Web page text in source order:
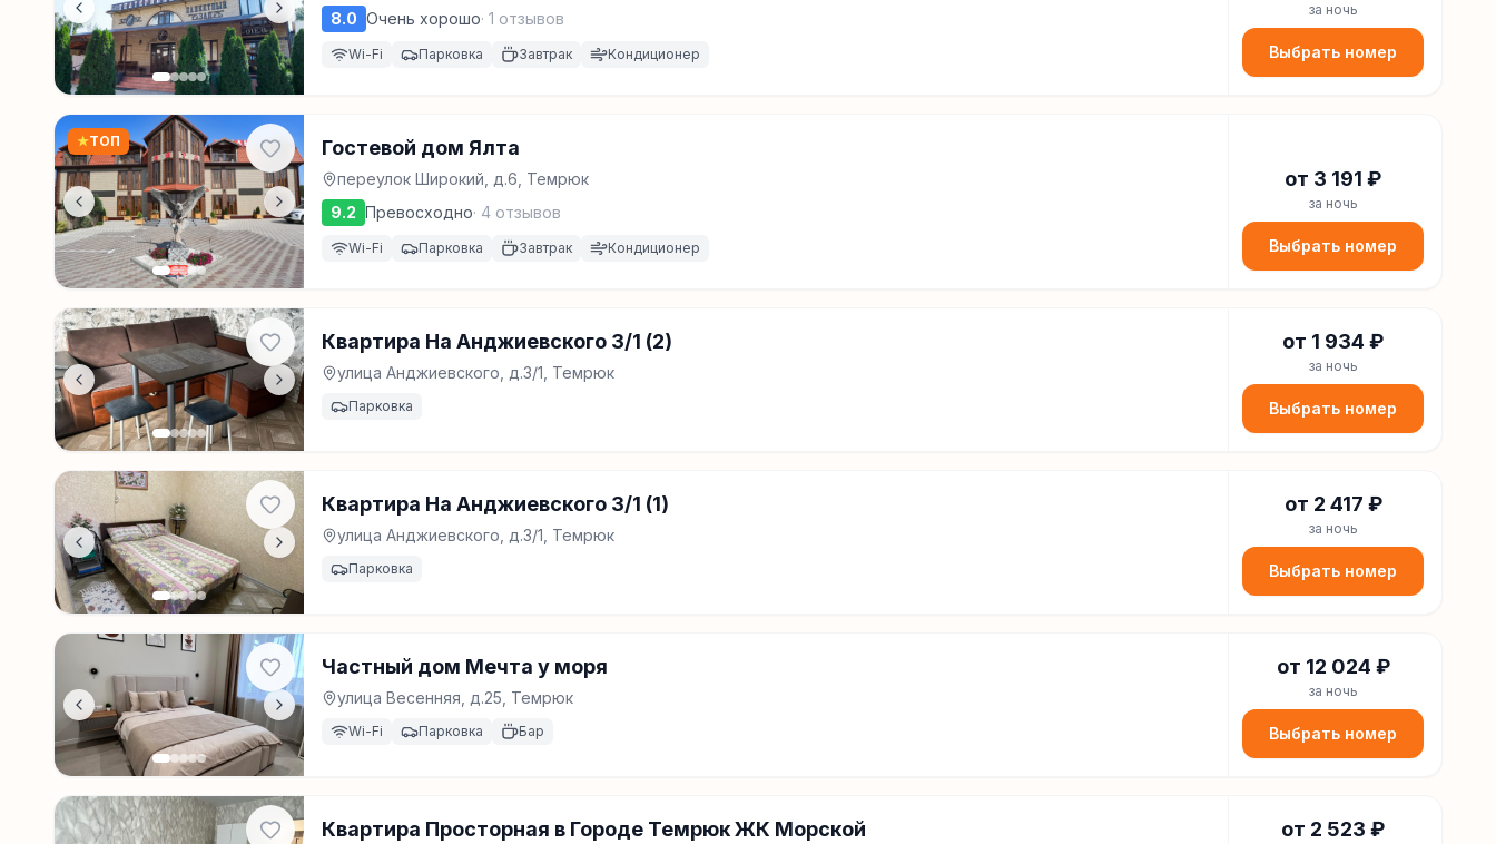
8.0 Очень хорошо· 1 отзывов
Wi-Fi Парковка Завтрак Кондиционер
за ночь
Выбрать номер
★ТОП Гостевой дом Ялта
переулок Широкий, д.6, Темрюк
9.2 Превосходно· 4 отзывов
Wi-Fi Парковка Завтрак Кондиционер
от 3 191 ₽
за ночь
Выбрать номер
Квартира На Анджиевского 3/1 (2)
улица Анджиевского, д.3/1, Темрюк
Парковка
от 1 934 ₽
за ночь
Выбрать номер
Квартира На Анджиевского 3/1 (1)
улица Анджиевского, д.3/1, Темрюк
Парковка
от 2 417 ₽
за ночь
Выбрать номер
Частный дом Мечта у моря
улица Весенняя, д.25, Темрюк
Wi-Fi Парковка Бар
от 12 024 ₽
за ночь
Выбрать номер
Квартира Просторная в Городе Темрюк ЖК Морской от 2 523 ₽